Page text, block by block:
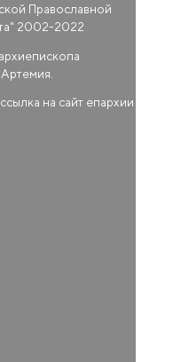
Православной
" 2002-2022
на сайт епархии